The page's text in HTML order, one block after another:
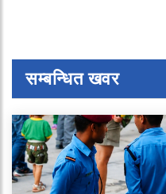
सम्बन्धित खवर